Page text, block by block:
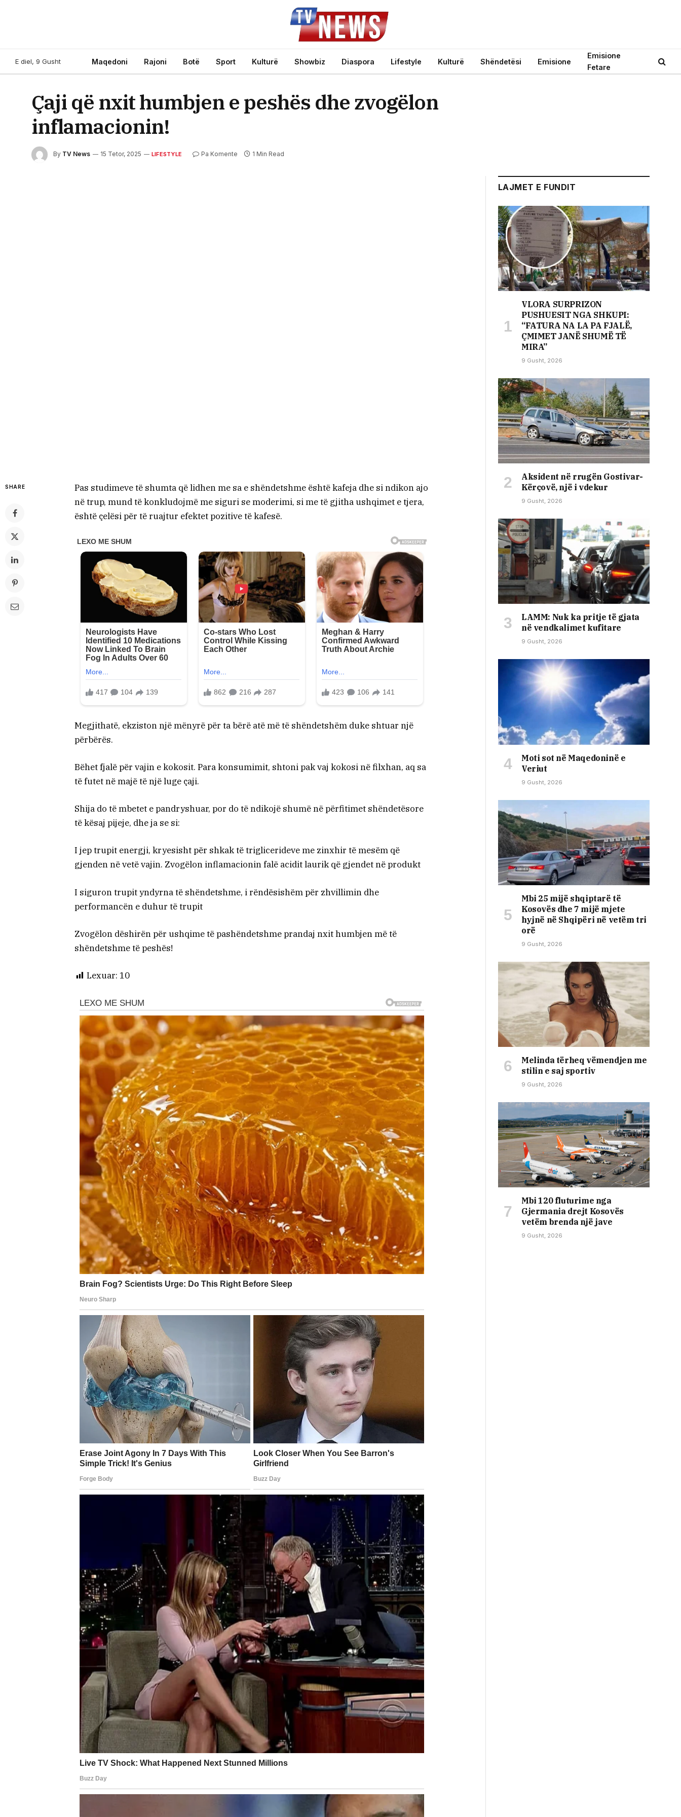
E diel, 9 Gusht Maqedoni Rajoni Botë Sport Kulturë Showbiz Diaspora Lifestyle Kulturë Shëndetësi Emisione
Emisione
Fetare
Çaji që nxit humbjen e peshës dhe zvogëlon
inflamacionin!
By TV News 15 Tetor, 2025 LIFESTYLE Pa Komente 1 Min Read
SHARE
Pas studimeve të shumta që lidhen me sa e shëndetshme është kafeja dhe si ndikon ajo
në trup, mund të konkludojmë me siguri se moderimi, si me të gjitha ushqimet e tjera,
është çelësi për të ruajtur efektet pozitive të kafesë.
Megjithatë, ekziston një mënyrë për ta bërë atë më të shëndetshëm duke shtuar një
përbërës.
Bëhet fjalë për vajin e kokosit. Para konsumimit, shtoni pak vaj kokosi në filxhan, aq sa
të futet në majë të një luge çaji.
Shija do të mbetet e pandryshuar, por do të ndikojë shumë në përfitimet shëndetësore
të kësaj pijeje, dhe ja se si:
I jep trupit energji, kryesisht për shkak të triglicerideve me zinxhir të mesëm që
gjenden në vetë vajin. Zvogëlon inflamacionin falë acidit laurik që gjendet në produkt
I siguron trupit yndyrna të shëndetshme, i rëndësishëm për zhvillimin dhe
performancën e duhur të trupit
Zvogëlon dëshirën për ushqime të pashëndetshme prandaj nxit humbjen më të
shëndetshme të peshës!
Lexuar: 10
LAJMET E FUNDIT
VLORA SURPRIZON
PUSHUESIT NGA SHKUPI:
“FATURA NA LA PA FJALË,
ÇMIMET JANË SHUMË TË
MIRA”
9 Gusht, 2026
Aksident në rrugën Gostivar-
Kërçovë, një i vdekur
9 Gusht, 2026
LAMM: Nuk ka pritje të gjata
në vendkalimet kufitare
9 Gusht, 2026
Moti sot në Maqedoninë e
Veriut
9 Gusht, 2026
Mbi 25 mijë shqiptarë të
Kosovës dhe 7 mijë mjete
hyjnë në Shqipëri në vetëm tri
orë
9 Gusht, 2026
Melinda tërheq vëmendjen me
stilin e saj sportiv
9 Gusht, 2026
Mbi 120 fluturime nga
Gjermania drejt Kosovës
vetëm brenda një jave
9 Gusht, 2026